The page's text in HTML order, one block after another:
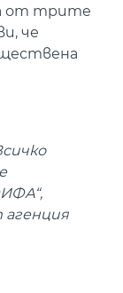
от трите
че